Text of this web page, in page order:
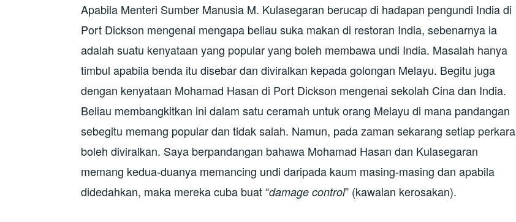
Apabila Menteri Sumber Manusia M. Kulasegaran berucap di hadapan pengundi India di
Port Dickson mengenai mengapa beliau suka makan di restoran India, sebenarnya ia
adalah suatu kenyataan yang popular yang boleh membawa undi India. Masalah hanya
timbul apabila benda itu disebar dan diviralkan kepada golongan Melayu. Begitu juga
dengan kenyataan Mohamad Hasan di Port Dickson mengenai sekolah Cina dan India.
Beliau membangkitkan ini dalam satu ceramah untuk orang Melayu di mana pandangan
sebegitu memang popular dan tidak salah. Namun, pada zaman sekarang setiap perkara
boleh diviralkan. Saya berpandangan bahawa Mohamad Hasan dan Kulasegaran
memang kedua-duanya memancing undi daripada kaum masing-masing dan apabila
didedahkan, maka mereka cuba buat “damage control” (kawalan kerosakan).